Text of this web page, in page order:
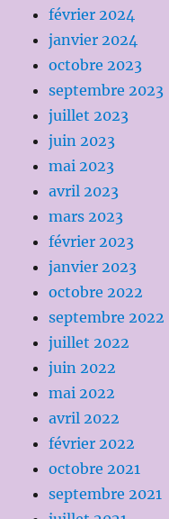
février 2024
janvier 2024
octobre 2023
septembre 2023
juillet 2023
juin 2023
mai 2023
avril 2023
mars 2023
février 2023
janvier 2023
octobre 2022
septembre 2022
juillet 2022
juin 2022
mai 2022
avril 2022
février 2022
octobre 2021
septembre 2021